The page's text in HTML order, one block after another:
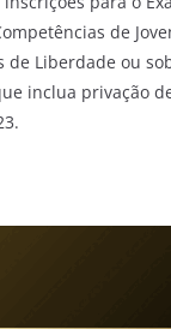
de
de Liberdade ou
inclua privação